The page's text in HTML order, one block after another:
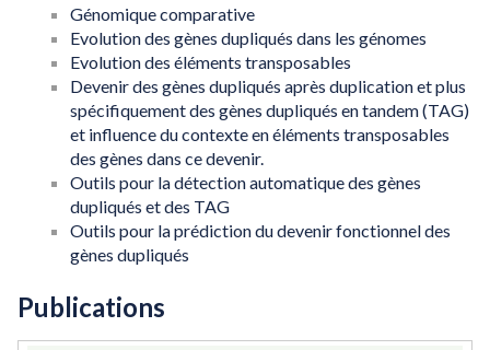
Génomique comparative
Evolution des gènes dupliqués dans les génomes
Evolution des éléments transposables
Devenir des gènes dupliqués après duplication et plus
spécifiquement des gènes dupliqués en tandem (TAG)
et influence du contexte en éléments transposables
des gènes dans ce devenir.
Outils pour la détection automatique des gènes
dupliqués et des TAG
Outils pour la prédiction du devenir fonctionnel des
gènes dupliqués
Publications